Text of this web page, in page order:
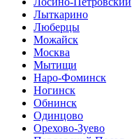
Лыткарино
Люберцы
Можайск
Москва
Мытищи
Наро-Фоминск
Ногинск
Обнинск
Одинцово
Орехово-Зуево